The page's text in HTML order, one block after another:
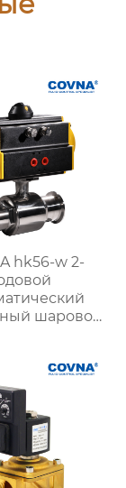
hk56-w 2-
шаровой